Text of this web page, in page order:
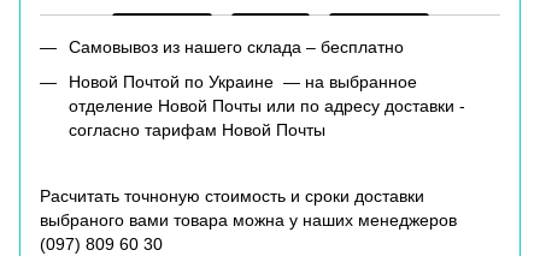
Самовывоз из нашего склада – бесплатно
Новой Почтой по Украине — на выбранное
отделение Новой Почты или по адресу доставки -
согласно тарифам Новой Почты
Расчитать точноную стоимость и сроки доставки
выбраного вами товара можна у наших менеджеров
(097) 809 60 30